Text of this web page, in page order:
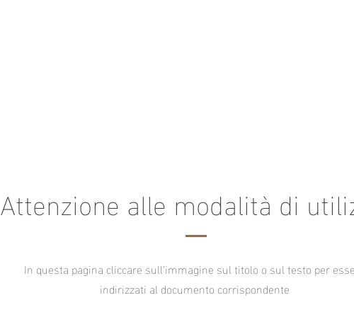
Attenzione alle modalità di
In questa pagina cliccare sull'immagine sul titolo o sul testo per
indirizzati al documento corrispondente